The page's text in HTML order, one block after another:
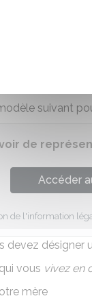
qui
la parole à votre
doit être
suivant
de
Accéder
de l'information
devez désigner
vous vivez en
mère